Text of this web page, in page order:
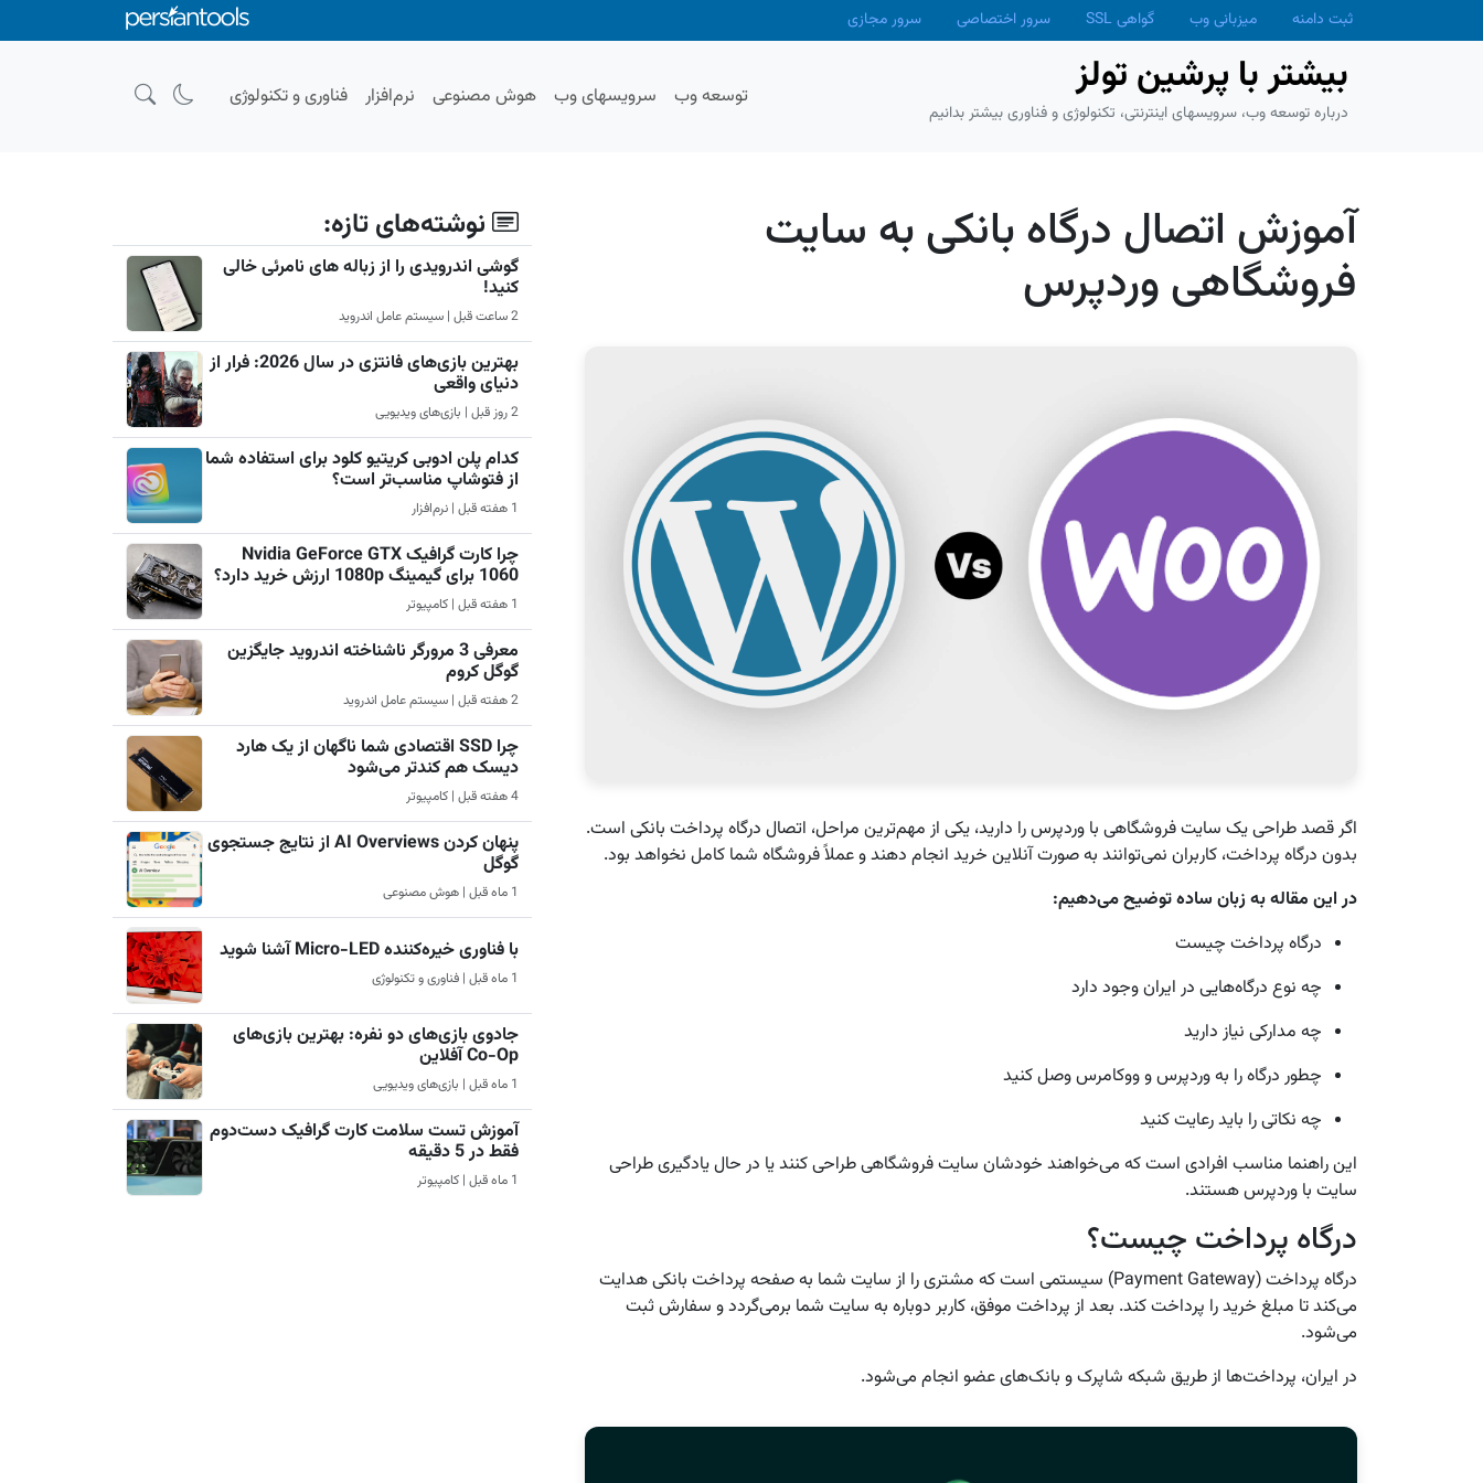
Skip to main contentثبت دامنه میزبانی وب گواهی SSL سرور اختصاصی سرور مجازی
بیشتر با پرشین تولز
درباره توسعه وب، سرویسهای اینترنتی، تکنولوژی و فناوری بیشتر بدانیم
توسعه وب سرویسهای وب هوش مصنوعی نرم‌افزار فناوری و تکنولوژی
آموزش اتصال درگاه بانکی به سایت
فروشگاهی وردپرس
اگر قصد طراحی یک سایت فروشگاهی با وردپرس را دارید، یکی از مهم‌ترین مراحل، اتصال درگاه پرداخت بانکی است.
بدون درگاه پرداخت، کاربران نمی‌توانند به صورت آنلاین خرید انجام دهند و عملاً فروشگاه شما کامل نخواهد بود.
در این مقاله به زبان ساده توضیح می‌دهیم:
درگاه پرداخت چیست
چه نوع درگاه‌هایی در ایران وجود دارد
چه مدارکی نیاز دارید
چطور درگاه را به وردپرس و ووکامرس وصل کنید
چه نکاتی را باید رعایت کنید
این راهنما مناسب افرادی است که می‌خواهند خودشان سایت فروشگاهی طراحی کنند یا در حال یادگیری طراحی
سایت با وردپرس هستند.
درگاه پرداخت چیست؟
درگاه پرداخت (Payment Gateway) سیستمی است که مشتری را از سایت شما به صفحه پرداخت بانکی هدایت
می‌کند تا مبلغ خرید را پرداخت کند. بعد از پرداخت موفق، کاربر دوباره به سایت شما برمی‌گردد و سفارش ثبت
می‌شود.
در ایران، پرداخت‌ها از طریق شبکه شاپرک و بانک‌های عضو انجام می‌شود.
نوشته‌های تازه:
گوشی اندرویدی را از زباله های نامرئی خالی
کنید!
2 ساعت قبل | سیستم عامل اندروید
بهترین بازی‌های فانتزی در سال 2026: فرار از
دنیای واقعی
2 روز قبل | بازی‌های ویدیویی
کدام پلن ادوبی کریتیو کلود برای استفاده شما
از فتوشاپ مناسب‌تر است؟
1 هفته قبل | نرم‌افزار
چرا کارت گرافیک Nvidia GeForce GTX
1060 برای گیمینگ 1080p ارزش خرید دارد؟
1 هفته قبل | کامپیوتر
معرفی 3 مرورگر ناشناخته اندروید جایگزین
گوگل کروم
2 هفته قبل | سیستم عامل اندروید
چرا SSD اقتصادی شما ناگهان از یک هارد
دیسک هم کندتر می‌شود
4 هفته قبل | کامپیوتر
پنهان کردن AI Overviews از نتایج جستجوی
گوگل
1 ماه قبل | هوش مصنوعی
با فناوری خیره‌کننده Micro-LED آشنا شوید
1 ماه قبل | فناوری و تکنولوژی
جادوی بازی‌های دو نفره: بهترین بازی‌های
Co-Op آفلاین
1 ماه قبل | بازی‌های ویدیویی
آموزش تست سلامت کارت گرافیک دست‌دوم
فقط در 5 دقیقه
1 ماه قبل | کامپیوتر